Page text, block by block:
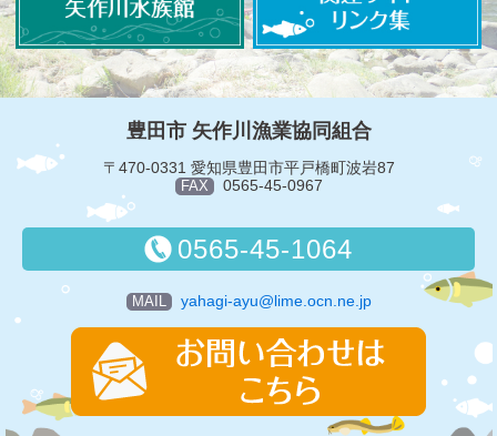
豊田市 矢作川漁業協同組合
〒470-0331 愛知県豊田市平戸橋町波岩87
FAX 0565-45-0967
0565-45-1064
MAIL yahagi-ayu@lime.ocn.ne.jp